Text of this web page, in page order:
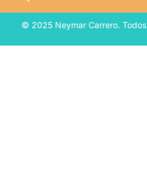
© 2025 Neymar Carrero.